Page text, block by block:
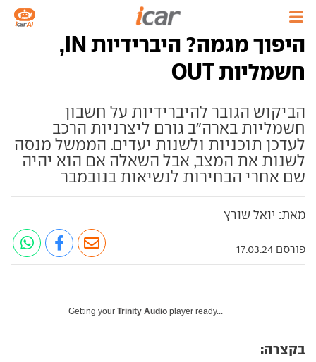
היפוך מגמה? היברידיות IN,
חשמליות OUT
הביקוש הגובר להיברידיות על חשבון
חשמליות בארה"ב גורם ליצרניות הרכב
לעדכן תוכניות ולשנות יעדים. הממשל מנסה
לשנות את המצב, אבל השאלה אם הוא יהיה
שם אחרי הבחירות לנשיאות בנובמבר
מאת: יואל שורץ
פורסם 17.03.24
Getting your Trinity Audio player ready...
בקצרה: